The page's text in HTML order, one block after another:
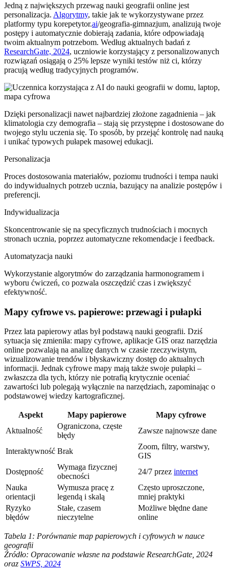
Jedną z największych przewag nauki geografii online jest
personalizacja. Algorytmy, takie jak te wykorzystywane przez
platformy typu korepetytor.ai/geografia-gimnazjum, analizują twoje
postępy i automatycznie dobierają zadania, które odpowiadają
twoim aktualnym potrzebom. Według aktualnych badań z
ResearchGate, 2024, uczniowie korzystający z personalizowanych
rozwiązań osiągają o 25% lepsze wyniki testów niż ci, którzy
pracują według tradycyjnych programów.
Dzięki personalizacji nawet najbardziej złożone zagadnienia – jak
klimatologia czy demografia – stają się przystępne i dostosowane do
twojego stylu uczenia się. To sposób, by przejąć kontrolę nad nauką
i unikać typowych pułapek masowej edukacji.
Personalizacja
Proces dostosowania materiałów, poziomu trudności i tempa nauki
do indywidualnych potrzeb ucznia, bazujący na analizie postępów i
preferencji.
Indywidualizacja
Skoncentrowanie się na specyficznych trudnościach i mocnych
stronach ucznia, poprzez automatyczne rekomendacje i feedback.
Automatyzacja nauki
Wykorzystanie algorytmów do zarządzania harmonogramem i
wyboru ćwiczeń, co pozwala oszczędzić czas i zwiększyć
efektywność.
Mapy cyfrowe vs. papierowe: przewagi i pułapki
Przez lata papierowy atlas był podstawą nauki geografii. Dziś
sytuacja się zmieniła: mapy cyfrowe, aplikacje GIS oraz narzędzia
online pozwalają na analizę danych w czasie rzeczywistym,
wizualizowanie trendów i błyskawiczny dostęp do aktualnych
informacji. Jednak cyfrowe mapy mają także swoje pułapki –
zwłaszcza dla tych, którzy nie potrafią krytycznie oceniać
zawartości lub polegają wyłącznie na narzędziach, zapominając o
podstawowej wiedzy kartograficznej.
Aspekt Mapy papierowe
Mapy cyfrowe
Aktualność
Ograniczona, częste
błędy
Zawsze najnowsze dane
Interaktywność Brak
Zoom, filtry, warstwy,
GIS
Dostępność
Wymaga fizycznej
obecności
24/7 przez internet
Nauka
orientacji
Wymusza pracę z
legendą i skalą
Często uproszczone,
mniej praktyki
Ryzyko
błędów
Stałe, czasem
nieczytelne
Możliwe błędne dane
online
Tabela 1: Porównanie map papierowych i cyfrowych w nauce
geografii
Źródło: Opracowanie własne na podstawie ResearchGate, 2024
oraz SWPS, 2024